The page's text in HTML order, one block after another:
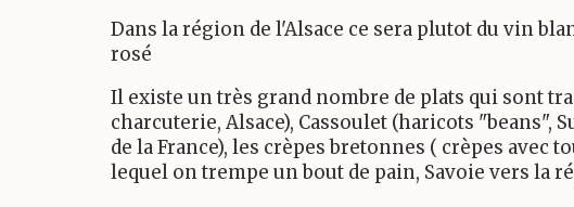
Dans la région de l'Alsace ce sera plutot du vin
rosé
Il existe un très grand nombre de plats qui sont
charcuterie, Alsace), Cassoulet (haricots "beans",
de la France), les crèpes bretonnes ( crèpes avec
lequel on trempe un bout de pain, Savoie vers la